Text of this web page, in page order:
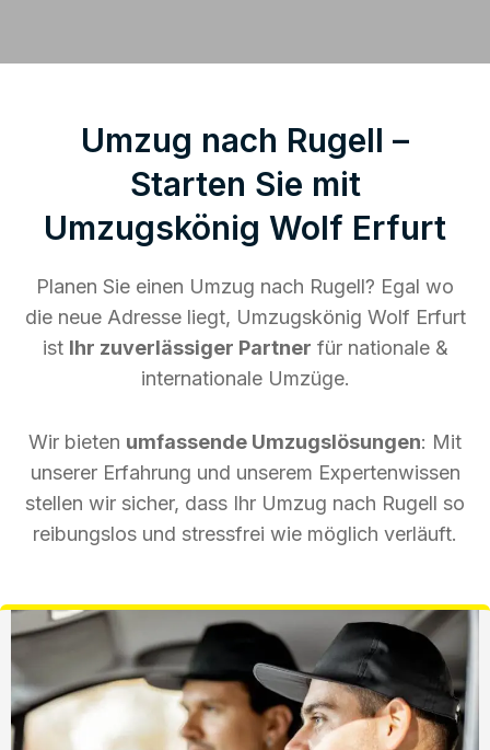
Umzug nach Rugell –
Starten Sie mit
Umzugskönig Wolf Erfurt
Planen Sie einen Umzug nach Rugell? Egal wo
die neue Adresse liegt, Umzugskönig Wolf Erfurt
ist Ihr zuverlässiger Partner für nationale &
internationale Umzüge.
Wir bieten umfassende Umzugslösungen: Mit
unserer Erfahrung und unserem Expertenwissen
stellen wir sicher, dass Ihr Umzug nach Rugell so
reibungslos und stressfrei wie möglich verläuft.